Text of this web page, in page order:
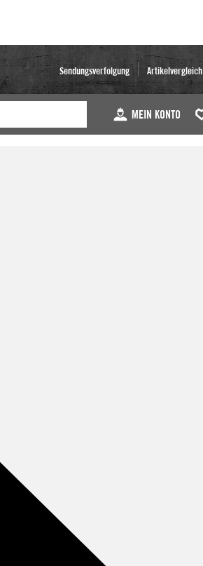
Sendungsverfolgung Artikelvergleich
MEIN KONTO